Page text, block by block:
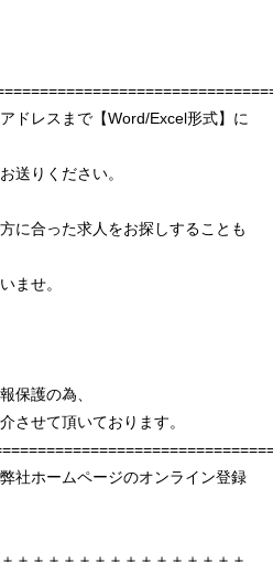
ドレスまで【Word/Excel形式】に
送りください。
に合った求人をお探しすることも
ませ。
保護の為、
させて頂いております。
社ホームページのオンライン登録